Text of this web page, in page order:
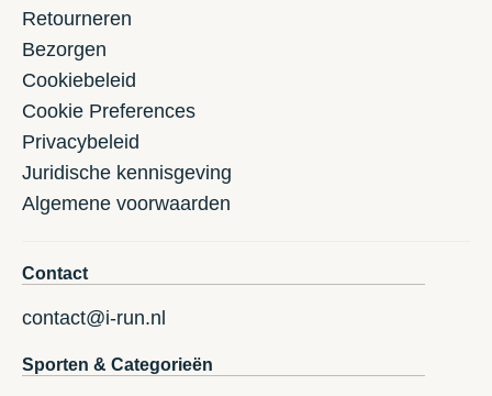
Retourneren
Bezorgen
Cookiebeleid
Cookie Preferences
Privacybeleid
Juridische kennisgeving
Algemene voorwaarden
Contact
contact@i-run.nl
Sporten & Categorieën